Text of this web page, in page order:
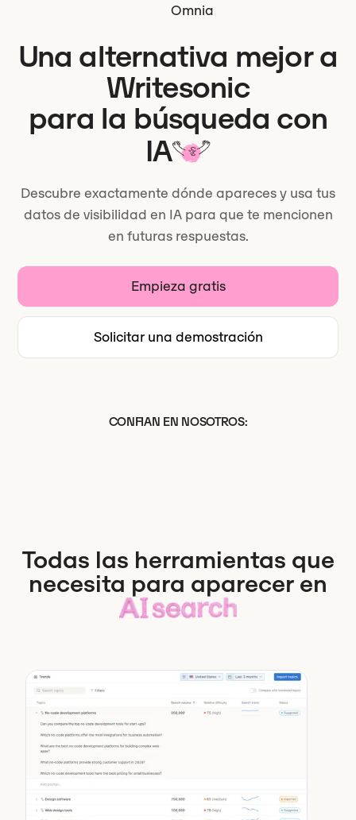
Omnia
Una alternativa mejor a
Writesonic
para la búsqueda con
IA
Descubre exactamente dónde apareces y usa tus
datos de visibilidad en IA para que te mencionen
en futuras respuestas.
Empieza gratis
Solicitar una demostración
CONFIAN EN NOSOTROS:
Todas las herramientas que
necesita para aparecer en